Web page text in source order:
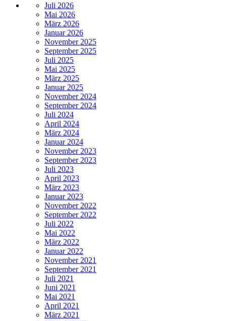
Juli 2026
Mai 2026
März 2026
Januar 2026
November 2025
September 2025
Juli 2025
Mai 2025
März 2025
Januar 2025
November 2024
September 2024
Juli 2024
April 2024
März 2024
Januar 2024
November 2023
September 2023
Juli 2023
April 2023
März 2023
Januar 2023
November 2022
September 2022
Juli 2022
Mai 2022
März 2022
Januar 2022
November 2021
September 2021
Juli 2021
Juni 2021
Mai 2021
April 2021
März 2021